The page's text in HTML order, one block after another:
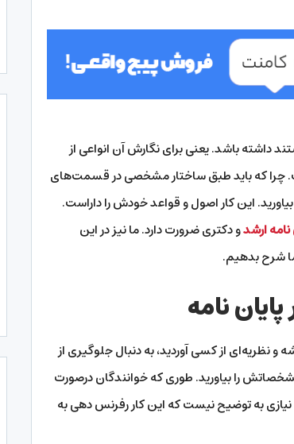
داشته باشد. یعنی برای نگارش آن انواعی از
چرا که باید طبق ساختار مشخصی در قسمت‌های
این کار اصول و قواعد خودش را داراست.
نامه ارشدو دکتری ضرورت دارد. ما نیز در این
شرح بدهیم.
نامه
و نظریه‌ای از کسی آوردید، به دنبال جلوگیری از
را بیاورید. طوری که خوانندگان درصورت
به توضیح نیست که این کار رفرنس دهی به